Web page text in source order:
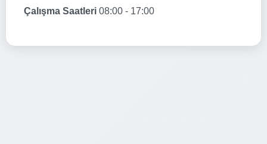
Çalışma Saatleri 08:00 - 17:00